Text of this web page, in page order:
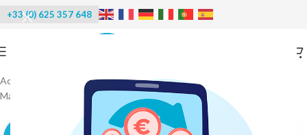
+33 (0) 625 357 648
Accueil Machines à glace/Machines conteneurisées
Machine à glace en écailles conteneurisée